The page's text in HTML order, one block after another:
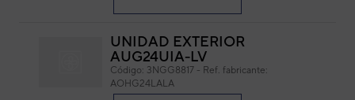
UNIDAD EXTERIOR
AUG24UIA-LV
Código: 3NGG8817 - Ref. fabricante:
AOHG24LALA